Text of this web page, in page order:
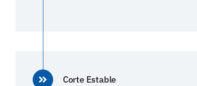
Corte Estable